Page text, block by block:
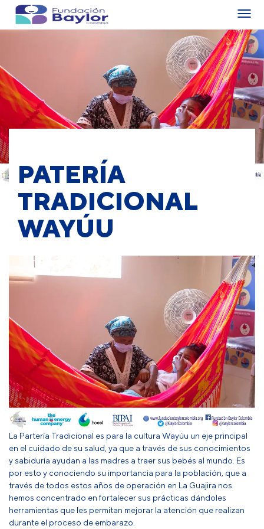
PATERÍA
TRADICIONAL
WAYÚU
La Partería Tradicional es para la cultura Wayúu un eje principal
en el cuidado de su salud, ya que a través de sus conocimientos
y sabiduría ayudan a las madres a traer sus bebés al mundo. Es
por esto y conociendo su importancia para la población, que a
través de todos estos años de operación en La Guajira nos
hemos concentrado en fortalecer sus prácticas dándoles
herramientas que les permitan mejorar la atención que realizan
durante el proceso de embarazo.